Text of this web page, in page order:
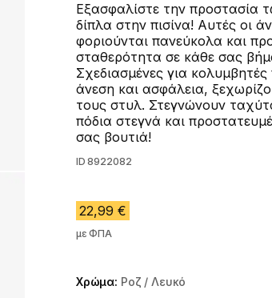
Εξασφαλίστε την προστασία
δίπλα στην πισίνα! Αυτές οι
φοριούνται πανεύκολα και
σταθερότητα σε κάθε σας
Σχεδιασμένες για
άνεση και ασφάλεια,
τους στυλ. Στεγνώνουν
πόδια στεγνά και
σας βουτιά!
ID 8922082
22,99 €
με ΦΠΑ
Χρώμα: Ροζ / Λευκό